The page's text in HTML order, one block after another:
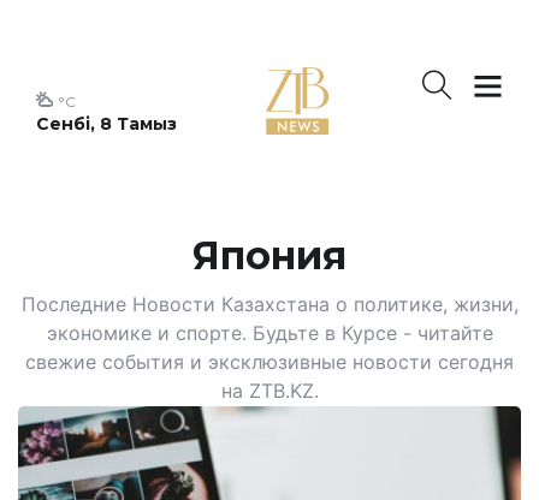
Сенбі, 8 Тамыз
°C
Япония
Последние Новости Казахстана о политике, жизни,
экономике и спорте. Будьте в Курсе - читайте
свежие события и эксклюзивные новости сегодня
на ZTB.KZ.